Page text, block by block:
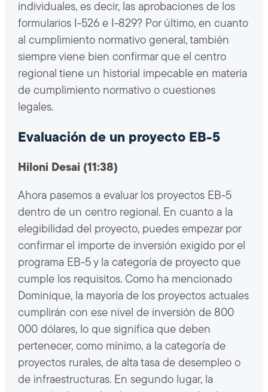
individuales, es decir, las aprobaciones de los
formularios I-526 e I-829? Por último, en cuanto
al cumplimiento normativo general, también
siempre viene bien confirmar que el centro
regional tiene un historial impecable en materia
de cumplimiento normativo o cuestiones
legales.
Evaluación de un proyecto EB-5
Hiloni Desai (11:38)
Ahora pasemos a evaluar los proyectos EB-5
dentro de un centro regional. En cuanto a la
elegibilidad del proyecto, puedes empezar por
confirmar el importe de inversión exigido por el
programa EB-5 y la categoría de proyecto que
cumple los requisitos. Como ha mencionado
Dominique, la mayoría de los proyectos actuales
cumplirán con ese nivel de inversión de 800
000 dólares, lo que significa que deben
pertenecer, como mínimo, a la categoría de
proyectos rurales, de alta tasa de desempleo o
de infraestructuras. En segundo lugar, la